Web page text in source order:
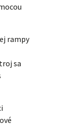
rampy
sa